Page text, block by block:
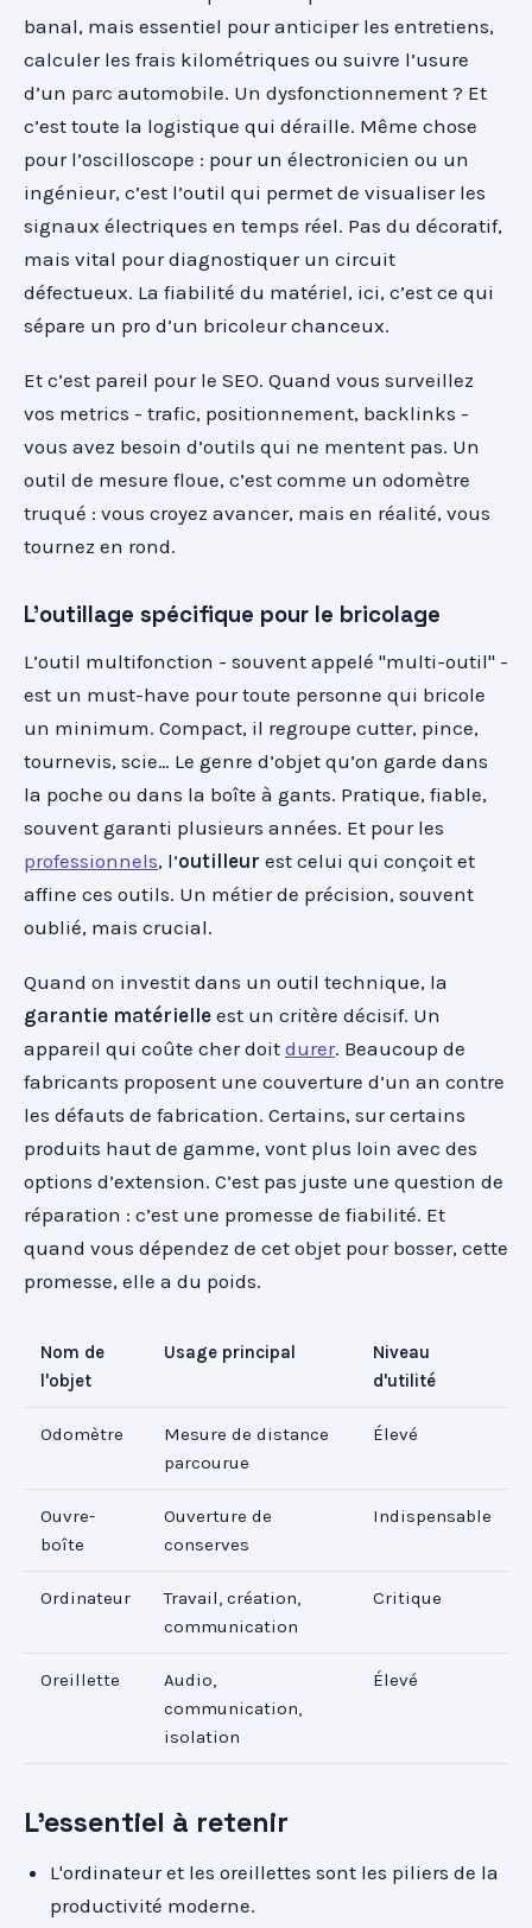
banal, mais essentiel pour anticiper les entretiens,
calculer les frais kilométriques ou suivre l’usure
d’un parc automobile. Un dysfonctionnement ? Et
c’est toute la logistique qui déraille. Même chose
pour l’oscilloscope : pour un électronicien ou un
ingénieur, c’est l’outil qui permet de visualiser les
signaux électriques en temps réel. Pas du décoratif,
mais vital pour diagnostiquer un circuit
défectueux. La fiabilité du matériel, ici, c’est ce qui
sépare un pro d’un bricoleur chanceux.
Et c’est pareil pour le SEO. Quand vous surveillez
vos metrics - trafic, positionnement, backlinks -
vous avez besoin d’outils qui ne mentent pas. Un
outil de mesure floue, c’est comme un odomètre
truqué : vous croyez avancer, mais en réalité, vous
tournez en rond.
L'outillage spécifique pour le bricolage
L’outil multifonction - souvent appelé "multi-outil" -
est un must-have pour toute personne qui bricole
un minimum. Compact, il regroupe cutter, pince,
tournevis, scie… Le genre d’objet qu’on garde dans
la poche ou dans la boîte à gants. Pratique, fiable,
souvent garanti plusieurs années. Et pour les
professionnels, l’outilleur est celui qui conçoit et
affine ces outils. Un métier de précision, souvent
oublié, mais crucial.
Quand on investit dans un outil technique, la
garantie matérielle est un critère décisif. Un
appareil qui coûte cher doit durer. Beaucoup de
fabricants proposent une couverture d’un an contre
les défauts de fabrication. Certains, sur certains
produits haut de gamme, vont plus loin avec des
options d’extension. C’est pas juste une question de
réparation : c’est une promesse de fiabilité. Et
quand vous dépendez de cet objet pour bosser, cette
promesse, elle a du poids.
Nom de
l'objet
Usage principal
Niveau
d'utilité
Odomètre
Mesure de distance
parcourue
Élevé
Ouvre-
boîte
Ouverture de
conserves
Indispensable
Ordinateur
Travail, création,
communication
Critique
Oreillette
Audio,
communication,
isolation
Élevé
L'essentiel à retenir
L'ordinateur et les oreillettes sont les piliers de la
productivité moderne.